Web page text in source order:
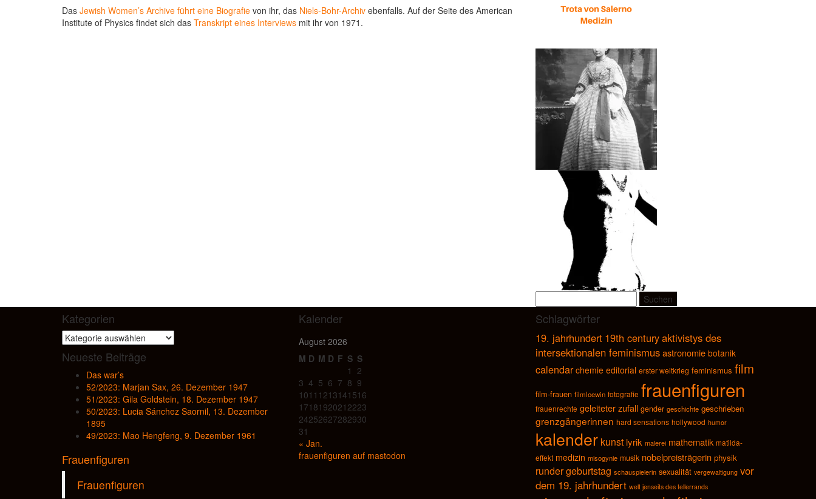
Das Jewish Women’s Archive führt eine Biografie von ihr, das Niels-Bohr-Archiv ebenfalls. Auf der Seite des American
Institute of Physics findet sich das Transkript eines Interviews mit ihr von 1971.
nach:
Kategorien
Kategorien
Neueste Beiträge
Das war’s
52/2023: Marjan Sax, 26. Dezember 1947
51/2023: Gila Goldstein, 18. Dezember 1947
50/2023: Lucia Sánchez Saornil, 13. Dezember
1895
49/2023: Mao Hengfeng, 9. Dezember 1961
Frauenfiguren
Frauenfiguren
Kalender
August 2026
M D M D F S S
1 2
3 4 5 6 7 8 9
1011 1213141516
1718192021 2223
24252627282930
31
« Jan.
frauenfiguren auf mastodon
Schlagwörter
19. jahrhundert 19th centuryaktivistys des
intersektionalen feminismusastronomie botanik
calendar chemie editorial erster weltkrieg feminismus film
film-frauen filmloewin fotografie frauenfiguren
frauenrechte geleiteter zufall gender geschichte geschrieben
grenzgängerinnen hard sensations hollywood humor
kalender kunst lyrik malerei mathematik matilda-
effekt medizin misogynie musik nobelpreisträgerin physik
runder geburtstag schauspielerin sexualität vergewaltigung vor
dem 19. jahrhundert welt jenseits des tellerrands